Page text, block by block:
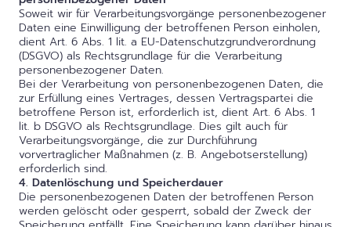
Soweit wir für Verarbeitungsvorgänge personenbezogener
Daten eine Einwilligung der betroffenen Person einholen,
dient Art. 6 Abs. 1 lit. a EU-Datenschutzgrundverordnung
(DSGVO) als Rechtsgrundlage für die Verarbeitung
personenbezogener Daten.
Bei der Verarbeitung von personenbezogenen Daten, die
zur Erfüllung eines Vertrages, dessen Vertragspartei die
betroffene Person ist, erforderlich ist, dient Art. 6 Abs. 1
lit. b DSGVO als Rechtsgrundlage. Dies gilt auch für
Verarbeitungsvorgänge, die zur Durchführung
vorvertraglicher Maßnahmen (z. B. Angebotserstellung)
erforderlich sind.
4. Datenlöschung und Speicherdauer
Die personenbezogenen Daten der betroffenen Person
werden gelöscht oder gesperrt, sobald der Zweck der